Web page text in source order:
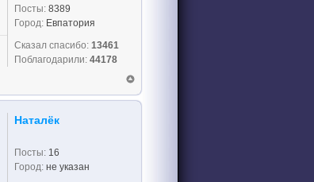
Посты: 8389
Город: Евпатория
Сказал спасибо: 13461
Поблагодарили: 44178
Наталёк
Посты: 16
Город: не указан